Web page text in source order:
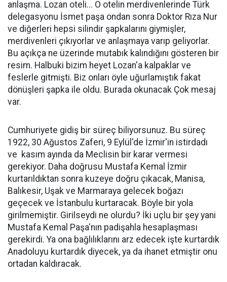
anlaşma. Lozan oteli... O otelin merdivenlerinde Türk
delegasyonu İsmet paşa ondan sonra Doktor Rıza Nur
ve diğerleri hepsi silindir şapkalarını giymişler,
merdivenleri çıkıyorlar ve anlaşmaya varıp geliyorlar.
Bu açıkça ne üzerinde mutabık kalındığını gösteren bir
resim. Halbuki bizim heyet Lozan'a kalpaklar ve
feslerle gitmişti. Biz onları öyle uğurlamıştık fakat
dönüşleri şapka ile oldu. Burada okunacak Çok mesaj
var.
Cumhuriyete gidiş bir süreç biliyorsunuz. Bu süreç
1922, 30 Ağustos Zaferi, 9 Eylül'de İzmir'in istirdadı
ve kasım ayında da Meclisin bir karar vermesi
gerekiyor. Daha doğrusu Mustafa Kemal İzmir
kurtarıldıktan sonra kuzeye doğru çıkacak, Manisa,
Balıkesir, Uşak ve Marmaraya gelecek boğazı
geçecek ve İstanbulu kurtaracak. Böyle bir yola
girilmemiştir. Girilseydi ne olurdu? İki uçlu bir şey yani
Mustafa Kemal Paşa'nın padişahla hesaplaşması
gerekirdi. Ya ona bağlılıklarını arz edecek işte kurtardık
Anadoluyu kurtardık diyecek, ya da ihanet etmiştir onu
ortadan kaldıracak.